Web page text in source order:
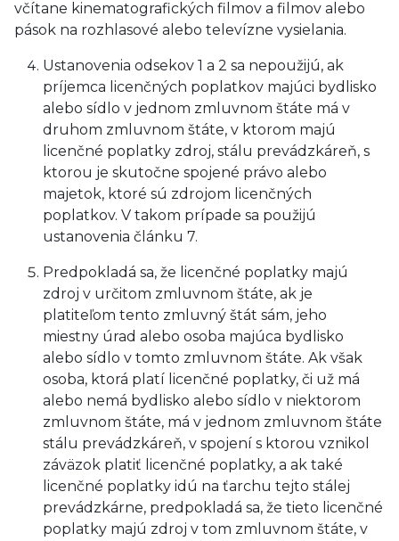
včítane kinematografických filmov a filmov alebo
pások na rozhlasové alebo televízne vysielania.
Ustanovenia odsekov 1 a 2 sa nepoužijú, ak
príjemca licenčných poplatkov majúci bydlisko
alebo sídlo v jednom zmluvnom štáte má v
druhom zmluvnom štáte, v ktorom majú
licenčné poplatky zdroj, stálu prevádzkáreň, s
ktorou je skutočne spojené právo alebo
majetok, ktoré sú zdrojom licenčných
poplatkov. V takom prípade sa použijú
ustanovenia článku 7.
Predpokladá sa, že licenčné poplatky majú
zdroj v určitom zmluvnom štáte, ak je
platiteľom tento zmluvný štát sám, jeho
miestny úrad alebo osoba majúca bydlisko
alebo sídlo v tomto zmluvnom štáte. Ak však
osoba, ktorá platí licenčné poplatky, či už má
alebo nemá bydlisko alebo sídlo v niektorom
zmluvnom štáte, má v jednom zmluvnom štáte
stálu prevádzkáreň, v spojení s ktorou vznikol
záväzok platiť licenčné poplatky, a ak také
licenčné poplatky idú na ťarchu tejto stálej
prevádzkárne, predpokladá sa, že tieto licenčné
poplatky majú zdroj v tom zmluvnom štáte, v